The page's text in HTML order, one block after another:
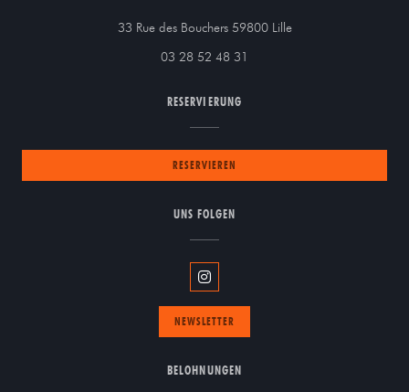
33 Rue des Bouchers 59800 Lille((öffnet ein neues
03 28 52 48 31
RESERVIERUNG
RESERVIEREN
UNS FOLGEN
Instagram ((öffnet ein neues
NEWSLETTER
BELOHNUNGEN